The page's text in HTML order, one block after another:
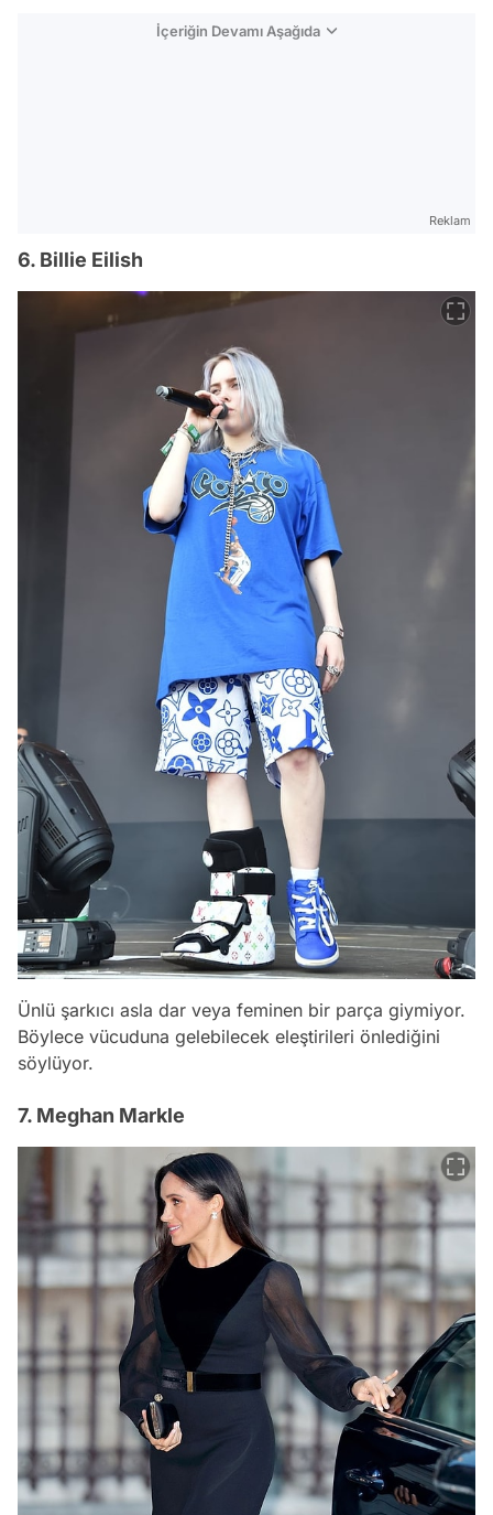
İçeriğin Devamı Aşağıda
Reklam
6. Billie Eilish
Ünlü şarkıcı asla dar veya feminen bir parça giymiyor.
Böylece vücuduna gelebilecek eleştirileri önlediğini
söylüyor.
7. Meghan Markle